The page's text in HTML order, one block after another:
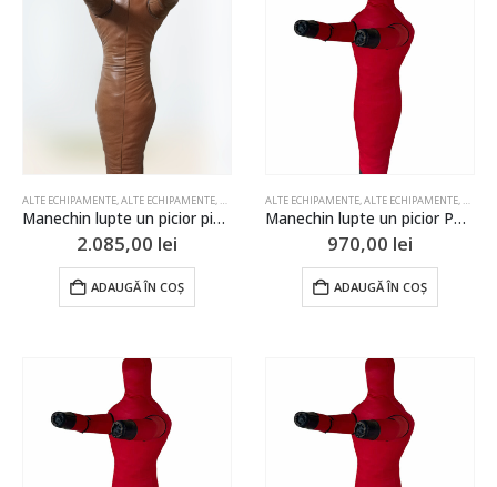
ALTE ECHIPAMENTE ALTE ECHIPAMENTE BOX SI ARTE MARTIALE,ECHIPAMENTE LUPTE,JUDO
Manechin lupte un picior piele 170cm
2.085,00 lei
ADAUGĂ ÎN COȘ
ALTE ECHIPAMENTE ALTE ECHIPAMENTE
Manechin lupte un picior PTP 130cm
970,00 lei
ADAUGĂ ÎN COȘ